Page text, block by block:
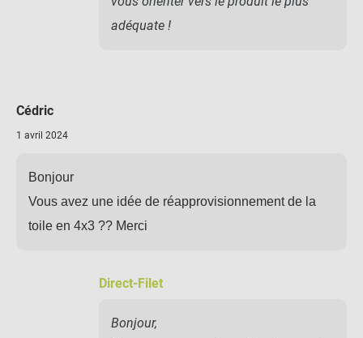
adéquate !
Cédric
1 avril 2024
Bonjour
Vous avez une idée de réapprovisionnement de la
toile en 4x3 ?? Merci
Direct-Filet
Bonjour,